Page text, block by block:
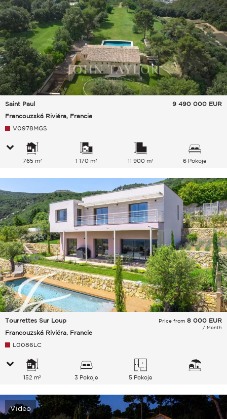
Saint Paul
Francouzská Riviéra, Francie
9 490 000 EUR
V0978MGS
765 m² 1 170 m² 11 900 m² 6 Pokoje
Tourrettes Sur Loup
Francouzská Riviéra, Francie
Price from 8 000 EUR
/ Month
L0086LC
152 m² 3 Pokoje 5 Pokoje
Video